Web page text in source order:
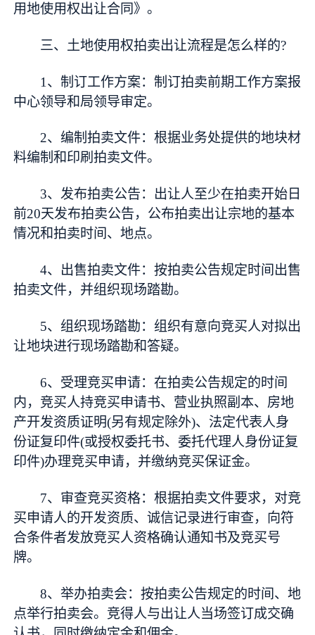
用地使用权出让合同》。
三、土地使用权拍卖出让流程是怎么样的?
1、制订工作方案：制订拍卖前期工作方案报
中心领导和局领导审定。
2、编制拍卖文件：根据业务处提供的地块材
料编制和印刷拍卖文件。
3、发布拍卖公告：出让人至少在拍卖开始日
前20天发布拍卖公告，公布拍卖出让宗地的基本
情况和拍卖时间、地点。
4、出售拍卖文件：按拍卖公告规定时间出售
拍卖文件，并组织现场踏勘。
5、组织现场踏勘：组织有意向竞买人对拟出
让地块进行现场踏勘和答疑。
6、受理竞买申请：在拍卖公告规定的时间
内，竞买人持竞买申请书、营业执照副本、房地
产开发资质证明(另有规定除外)、法定代表人身
份证复印件(或授权委托书、委托代理人身份证复
印件)办理竞买申请，并缴纳竞买保证金。
7、审查竞买资格：根据拍卖文件要求，对竞
买申请人的开发资质、诚信记录进行审查，向符
合条件者发放竞买人资格确认通知书及竞买号
牌。
8、举办拍卖会：按拍卖公告规定的时间、地
点举行拍卖会。竞得人与出让人当场签订成交确